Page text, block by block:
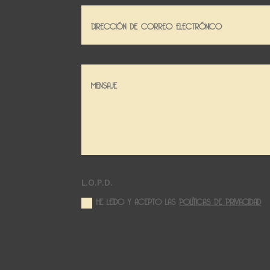
L.O.P.D.
HE LEIDO Y ACEPTO LASPOLÍTICAS DE PRIVACIDAD